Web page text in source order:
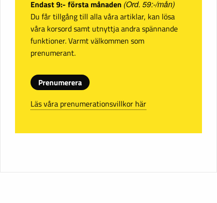
Endast 9:- första månaden (Ord. 59:-/mån)
Du får tillgång till alla våra artiklar, kan lösa
våra korsord samt utnyttja andra spännande
funktioner. Varmt välkommen som
prenumerant.
Prenumerera
Läs våra prenumerationsvillkor här